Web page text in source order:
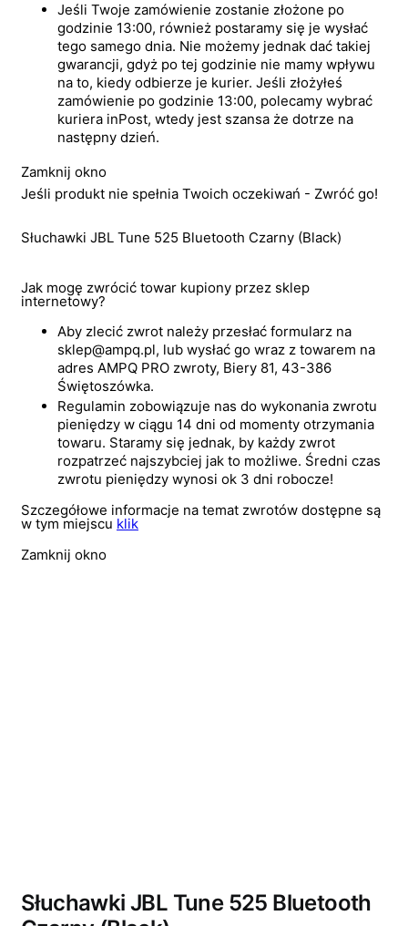
Jeśli Twoje zamówienie zostanie złożone po
godzinie 13:00, również postaramy się je wysłać
tego samego dnia. Nie możemy jednak dać takiej
gwarancji, gdyż po tej godzinie nie mamy wpływu
na to, kiedy odbierze je kurier. Jeśli złożyłeś
zamówienie po godzinie 13:00, polecamy wybrać
kuriera inPost, wtedy jest szansa że dotrze na
następny dzień.
Zamknij okno
Jeśli produkt nie spełnia Twoich oczekiwań - Zwróć go!
Słuchawki JBL Tune 525 Bluetooth Czarny (Black)
Jak mogę zwrócić towar kupiony przez sklep
internetowy?
Aby zlecić zwrot należy przesłać formularz na
sklep@ampq.pl, lub wysłać go wraz z towarem na
adres AMPQ PRO zwroty, Biery 81, 43-386
Świętoszówka.
Regulamin zobowiązuje nas do wykonania zwrotu
pieniędzy w ciągu 14 dni od momenty otrzymania
towaru. Staramy się jednak, by każdy zwrot
rozpatrzeć najszybciej jak to możliwe. Średni czas
zwrotu pieniędzy wynosi ok 3 dni robocze!
Szczegółowe informacje na temat zwrotów dostępne są
w tym miejscu klik
Zamknij okno
Słuchawki JBL Tune 525 Bluetooth